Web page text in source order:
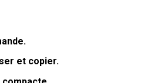
et copier.